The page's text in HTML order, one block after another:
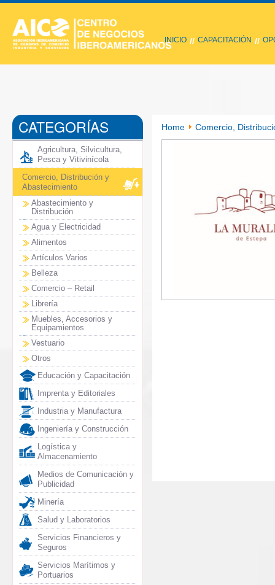
INICIO // CAPACITACIÓN //
CATEGORÍAS
Agricultura, Silvicultura,
Pesca y Vitivinícola
Comercio, Distribución y
Abastecimiento
Abastecimiento y
Distribución
Agua y Electricidad
Alimentos
Artículos Varios
Belleza
Comercio – Retail
Librería
Muebles, Accesorios y
Equipamientos
Vestuario
Otros
Educación y Capacitación
Imprenta y Editoriales
Industria y Manufactura
Ingeniería y Construcción
Logística y
Almacenamiento
Medios de Comunicación y
Publicidad
Minería
Salud y Laboratorios
Servicios Financieros y
Seguros
Servicios Marítimos y
Portuarios
Home Comercio,